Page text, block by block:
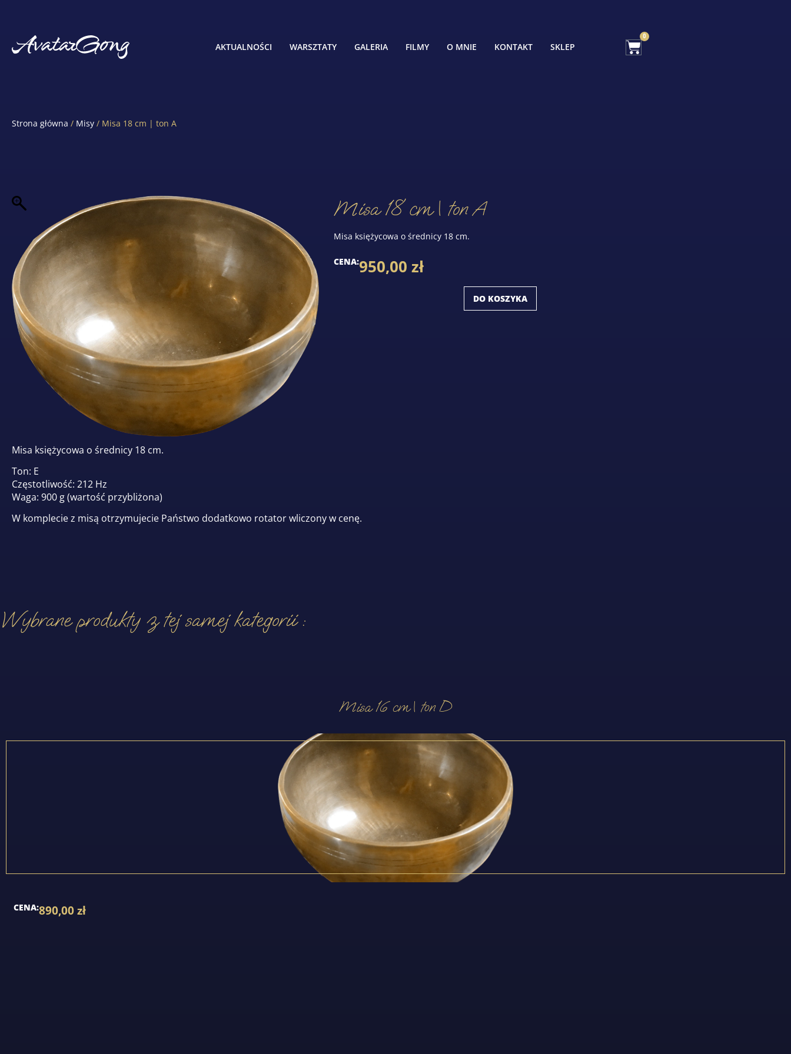
AKTUALNOŚCI WARSZTATY GALERIA FILMY O MNIE KONTAKT SKLEP
0
Strona główna / Misy / Misa 18 cm | ton A
Misa 18 cm | ton A
Misa księżycowa o średnicy 18 cm.
CENA:950,00 zł
DO KOSZYKA
Misa księżycowa o średnicy 18 cm.
Ton: E
Częstotliwość: 212 Hz
Waga: 900 g (wartość przybliżona)
W komplecie z misą otrzymujecie Państwo dodatkowo rotator wliczony w cenę.
Wybrane produkty z tej samej kategorii :
Misa 16 cm | ton D
CENA:890,00zł